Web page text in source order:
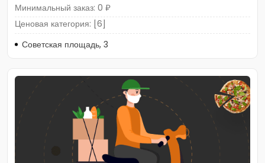
Минимальный заказ: 0 ₽
Ценовая категория: [6]
Советская площадь, 3